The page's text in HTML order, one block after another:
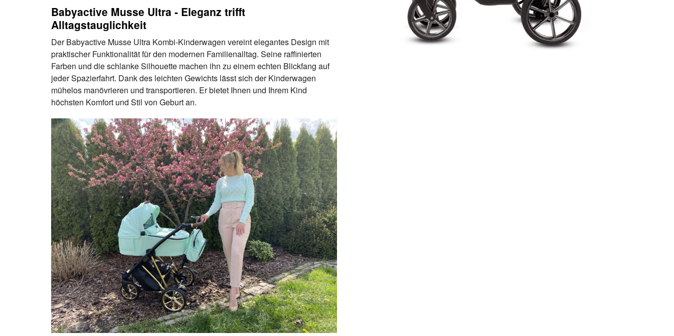
Babyactive Musse Ultra - Eleganz trifft
Alltagstauglichkeit
Der Babyactive Musse Ultra Kombi-Kinderwagen vereint elegantes Design mit
praktischer Funktionalität für den modernen Familienalltag. Seine raffinierten
Farben und die schlanke Silhouette machen ihn zu einem echten Blickfang auf
jeder Spazierfahrt. Dank des leichten Gewichts lässt sich der Kinderwagen
mühelos manövrieren und transportieren. Er bietet Ihnen und Ihrem Kind
höchsten Komfort und Stil von Geburt an.